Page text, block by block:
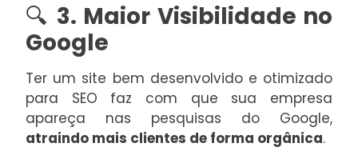
🔍 3. Maior Visibilidade no
Google
Ter um site bem desenvolvido e otimizado
para SEO faz com que sua empresa
apareça nas pesquisas do Google,
atraindo mais clientes de forma orgânica.